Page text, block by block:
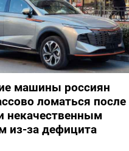
машины россиян
ломаться после
некачественным
из-за дефицита